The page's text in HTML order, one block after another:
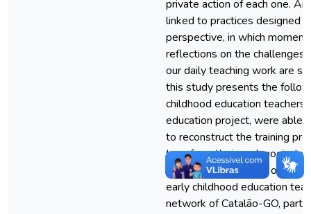
private action of each one.
linked to practices designed
perspective, in which
reflections on the challenges
our daily teaching work are
this study presents the
childhood education
education project, were able,
to reconstruct the training
transform their pedagogical
the general objective of
early childhood education
network of Catalão-GO,